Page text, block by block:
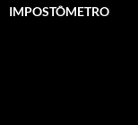
IMPOSTÔMETRO